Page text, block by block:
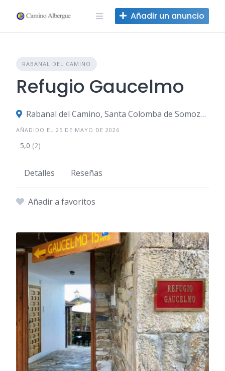
Añadir un anuncio
RABANAL DEL CAMINO
Refugio Gaucelmo
Rabanal del Camino, Santa Colomba de Somoza, León, España
AÑADIDO EL 25 DE MAYO DE 2026
5,0 (2)
Detalles Reseñas
Añadir a favoritos